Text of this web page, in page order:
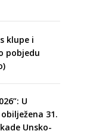
klupe i
pobjedu
U
31.
Unsko-